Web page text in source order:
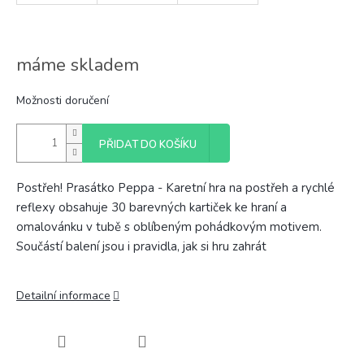
máme skladem
Možnosti doručení
PŘIDAT DO KOŠÍKU
Postřeh! Prasátko Peppa - Karetní hra na postřeh a rychlé
reflexy obsahuje 30 barevných kartiček ke hraní a
omalovánku v tubě s oblíbeným pohádkovým motivem.
Součástí balení jsou i pravidla, jak si hru zahrát
Detailní informace